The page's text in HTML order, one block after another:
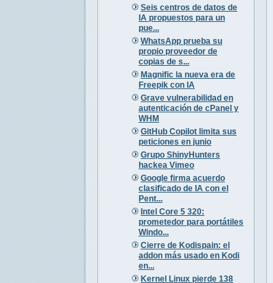
Seis centros de datos de
IA propuestos para un
pue...
WhatsApp prueba su
propio proveedor de
copias de s...
Magnific la nueva era de
Freepik con IA
Grave vulnerabilidad en
autenticación de cPanel y
WHM
GitHub Copilot limita sus
peticiones en junio
Grupo ShinyHunters
hackea Vimeo
Google firma acuerdo
clasificado de IA con el
Pent...
Intel Core 5 320:
prometedor para portátiles
Windo...
Cierre de Kodispain: el
addon más usado en Kodi
en...
Kernel Linux pierde 138